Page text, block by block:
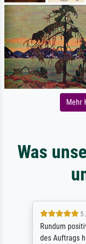
Mehr
Was
5
Rundum
des Auftrags